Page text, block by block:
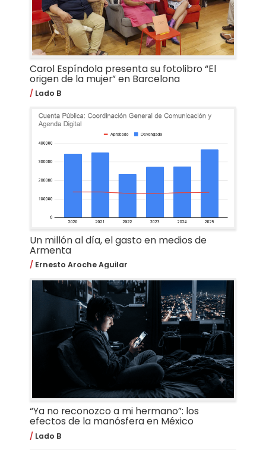
Carol Espíndola presenta su fotolibro “El
origen de la mujer” en Barcelona
Lado B
Un millón al día, el gasto en medios de
Armenta
Ernesto Aroche Aguilar
“Ya no reconozco a mi hermano”: los
efectos de la manósfera en México
Lado B